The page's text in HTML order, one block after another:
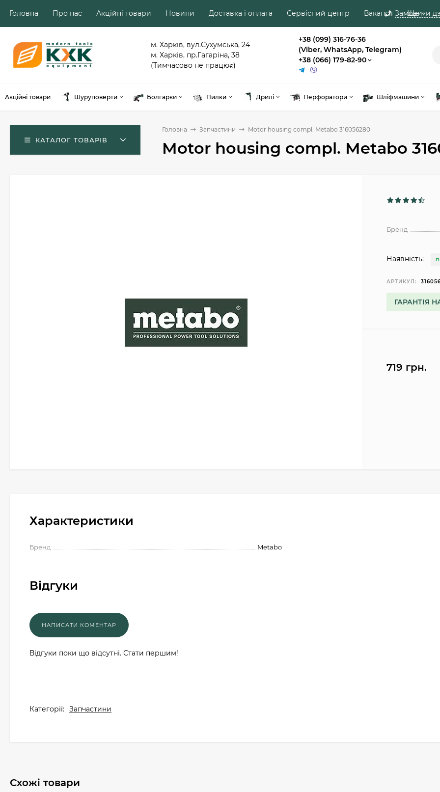
Замовити
Головна Про нас Акційні товари Новини Доставка і оплата Сервісний центр Вакансії Ще
м. Харків, вул.Сухумська, 24
м. Харків, пр.Гагаріна, 38
(Тимчасово не працює)
+38 (099) 316-76-36
(Viber, WhatsApp, Telegram)
+38 (066) 179-82-90
Акційні товари Шуруповерти Болгарки Пилки Дрилі Перфоратори Шліфмашини
КАТАЛОГ ТОВАРІВ
Головна Запчастини Motor housing compl. Metabo 316056280
Motor housing compl. Metabo
Бренд
Наявність:
АРТИКУЛ:
ГАРАНТІЯ
719 грн.
Характеристики
Бренд Metabo
Відгуки
Відгуки поки що відсутні. Стати першим!
Категорії: Запчастини
Схожі товари